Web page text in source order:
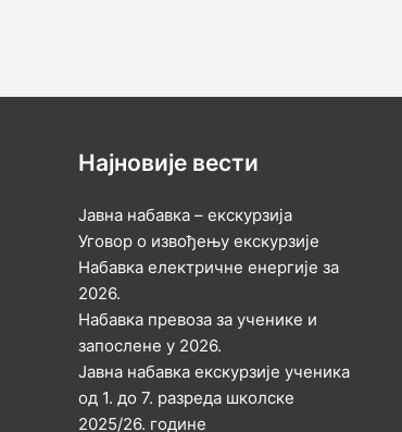
Најновије вести
Јавна набавка – екскурзија
Уговор о извођењу екскурзије
Набавка електричне енергије за
2026.
Набавка превоза за ученике и
запослене у 2026.
Јавна набавка екскурзије ученика
од 1. до 7. разреда школске
2025/26. године